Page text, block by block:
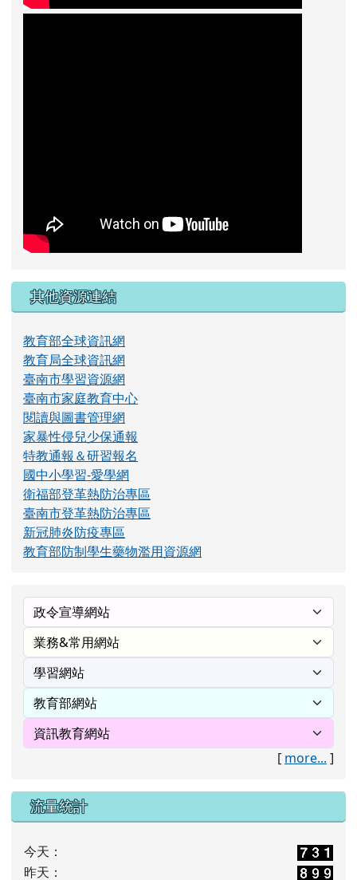
其他資源連結
教育部全球資訊網
教育局全球資訊網
臺南市學習資源網
臺南市家庭教育中心
閱讀與圖書管理網
家暴性侵兒少保通報
特教通報＆研習報名
國中小學習-愛學網
衛福部登革熱防治專區
臺南市登革熱防治專區
新冠肺炎防疫專區
教育部防制學生藥物濫用資源網
[ more... ]
流量統計
今天：
昨天：